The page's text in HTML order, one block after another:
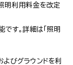
明利用料金を改定
す。詳細は「照明
びグラウンドを利